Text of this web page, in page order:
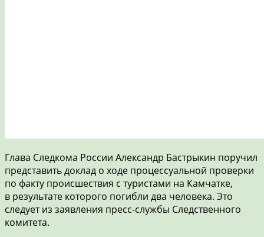
Глава Следкома России Александр Бастрыкин поручил
представить доклад о ходе процессуальной проверки
по факту происшествия с туристами на Камчатке,
в результате которого погибли два человека. Это
следует из заявления пресс-службы Следственного
комитета.